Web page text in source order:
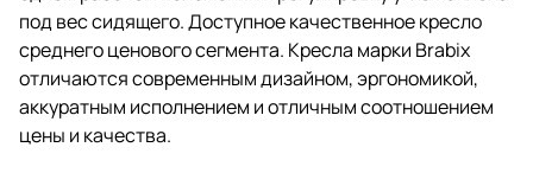
рабочем положении и
регулировку угла наклона под
вес сидящего.
Доступное качественное
кресло среднего ценового
сегмента.
под вес сидящего. Доступное качественное кресло
среднего ценового сегмента. Кресла марки Brabix
отличаются современным дизайном, эргономикой,
аккуратным исполнением и отличным соотношением
цены и качества.